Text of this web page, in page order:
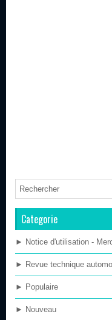
Categorie
► Notice d'utilisation -
► Revue technique
► Populaire
► Nouveau